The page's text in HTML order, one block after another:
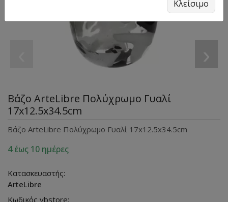
›
Βάζο ArteLibre Πολύχρωμο Γυαλί
17x12.5x34.5cm
Βάζο ArteLibre Πολύχρωμο Γυαλί 17x12.5x34.5cm
4 έως 10 ημέρες
Κατασκευαστής:
ArteLibre
Κωδικός vbstore:
Κλείσιμο